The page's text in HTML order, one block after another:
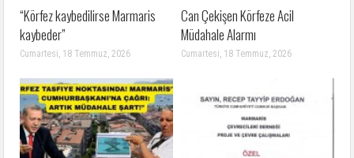
“Körfez kaybedilirse Marmaris
kaybeder”
Cumartesi, 18 Temmuz, 2026
Can Çekişen Körfeze Acil
Müdahale Alarmı
Cumartesi, 18 Temmuz, 2026